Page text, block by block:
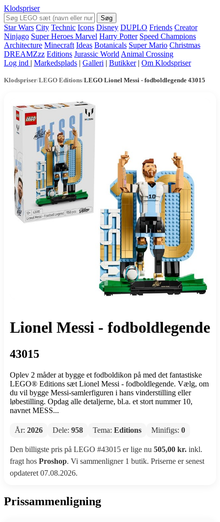
Klodspriser
Søg
Star Wars City Technic Icons Disney DUPLO Friends Creator
Ninjago Super Heroes Marvel Harry Potter Speed Champions
Architecture Minecraft Ideas Botanicals Super Mario Christmas
DREAMZzz Editions Jurassic World Animal Crossing
Log ind | Markedsplads | Galleri | Butikker | Om Klodspriser
Klodspriser/LEGO Editions/LEGO Lionel Messi - fodboldlegende 43015
Lionel Messi - fodboldlegende
43015
Oplev 2 måder at bygge et fodboldikon på med det fantastiske
LEGO® Editions sæt Lionel Messi - fodboldlegende. Vælg, om
du vil bygge Messi-samlerfiguren i hans vinderstilling eller
løbestilling. Opdag alle detaljerne, bl.a. et stort nummer 10,
navnet MESS...
År: 2026 Dele: 958 Tema: Editions Minifigs: 0
Den billigste pris på LEGO #43015 er lige nu 505,00 kr. inkl.
fragt hos Proshop. Vi sammenligner 1 butik. Priserne er senest
opdateret 07.08.2026.
Prissammenligning